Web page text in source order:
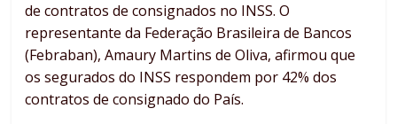
de contratos de consignados no INSS. O
representante da Federação Brasileira de Bancos
(Febraban), Amaury Martins de Oliva, afirmou que
os segurados do INSS respondem por 42% dos
contratos de consignado do País.